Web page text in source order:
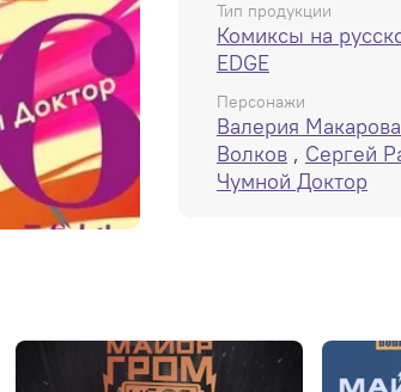
Тип продукции
Комиксы на
EDGE
Персонажи
Валерия Макарова
Волков , Сергей
Чумной Доктор